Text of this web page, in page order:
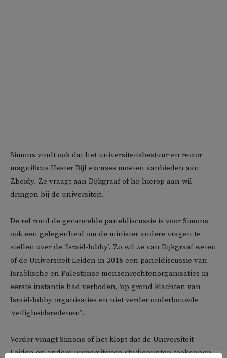
Simons vindt ook dat het universiteitsbestuur en rector
magnificus Hester Bijl excuses moeten aanbieden aan
Zbeidy. Ze vraagt aan Dijkgraaf of hij hierop aan wil
dringen bij de universiteit.
De rel rond de gecancelde paneldiscussie is voor Simons
ook een gelegenheid om de minister andere vragen te
stellen over de ‘Israël-lobby’. Zo wil ze van Dijkgraaf weten
of de Universiteit Leiden in 2018 een paneldiscussie van
Israëlische en Palestijnse mensenrechtenorganisaties in
eerste instantie had verboden, ‘op grond klachten van
Israël-lobby organisaties en niet verder onderbouwde
‘veiligheidsredenen’’.
Verder vraagt Simons of het klopt dat de Universiteit
Leiden en andere universiteiten studiepunten toekennen